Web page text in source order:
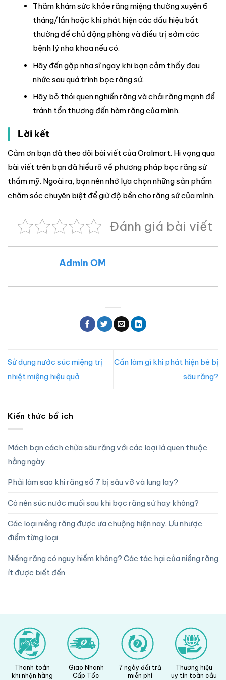
Thăm khám sức khỏe răng miệng thường xuyên 6
tháng/lần hoặc khi phát hiện các dấu hiệu bất
thường để chủ động phòng và điều trị sớm các
bệnh lý nha khoa nếu có.
Hãy đến gặp nha sĩ ngay khi bạn cảm thấy đau
nhức sau quá trình bọc răng sứ.
Hãy bỏ thói quen nghiến răng và chải răng mạnh để
tránh tổn thương đến hàm răng của mình.
Lời kết
Cảm ơn bạn đã theo dõi bài viết của Oralmart. Hi vọng qua
bài viết trên bạn đã hiểu rõ về phương pháp bọc răng sứ
thẩm mỹ. Ngoài ra, bạn nên nhớ lựa chọn những sản phẩm
chăm sóc chuyên biệt để giữ độ bền cho răng sứ của mình.
Đánh giá bài viết
Admin OM
Sử dụng nước súc miệng trị
nhiệt miệng hiệu quả
Cần làm gì khi phát hiện bé bị
sâu răng?
Kiến thức bổ ích
Mách bạn cách chữa sâu răng với các loại lá quen thuộc
hằng ngày
Phải làm sao khi răng số 7 bị sâu vỡ và lung lay?
Có nên súc nước muối sau khi bọc răng sứ hay không?
Các loại niềng răng được ưa chuộng hiện nay. Ưu nhược
điểm từng loại
Niềng răng có nguy hiểm không? Các tác hại của niềng răng
ít được biết đến
Thanh toán
khi nhận hàng
Giao Nhanh
Cấp Tốc
7 ngày đổi trả
miễn phí
Thương hiệu
uy tín toàn cầu